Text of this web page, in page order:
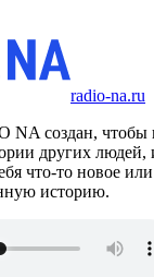
radio-na.ru
NA создан, чтобы
других людей,
что-то новое
историю.